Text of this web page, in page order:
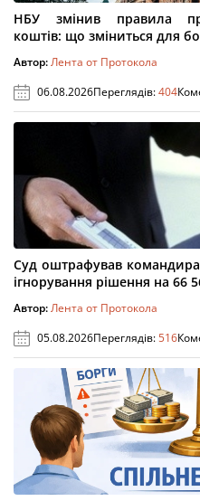
НБУ змінив правила
коштів: що зміниться для
Автор:Лента от Протокола
06.08.2026Переглядів:404
Суд оштрафував командира
ігнорування рішення на 66
Автор:Лента от Протокола
05.08.2026Переглядів:516